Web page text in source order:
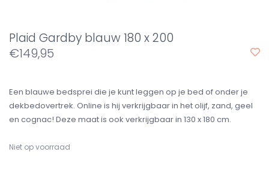
Plaid Gardby blauw 180 x 200
€149,95
Een blauwe bedsprei die je kunt leggen op je bed of onder je
dekbedovertrek. Online is hij verkrijgbaar in het olijf, zand, geel
en cognac! Deze maat is ook verkrijgbaar in 130 x 180 cm.
Niet op voorraad